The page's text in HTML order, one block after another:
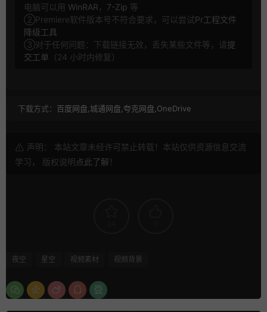
电脑可以用 WinRAR ， 7-Zip 等
②Premiere软件版本号不符合要求，可以尝试Pr工程文件
降级工具
③对于任何问题：下载链接无效，丢失某些文件等，请提
交工单 （24 小时内修复）
下载方式： 百度网盘,城通网盘,夸克网盘,OneDrive
声明： 本站文章未经许可禁止转载！本站仅供资源信息交流
学习， 版权说明点此了解 ！
夜空 星空 视频素材 视频背景